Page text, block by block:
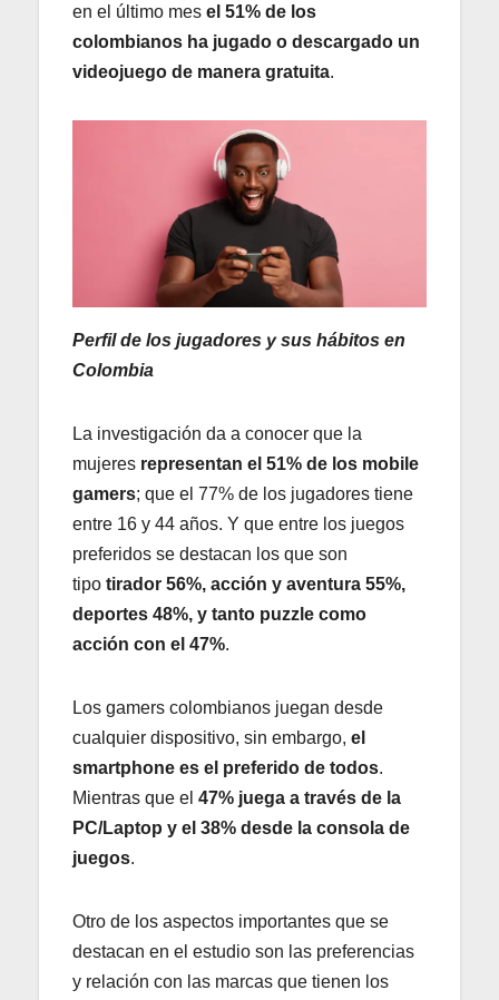
en el último mes el 51% de los
colombianos ha jugado o descargado un
videojuego de manera gratuita.
Perfil de los jugadores y sus hábitos en
Colombia
La investigación da a conocer que la
mujeres representan el 51% de los mobile
gamers; que el 77% de los jugadores tiene
entre 16 y 44 años. Y que entre los juegos
preferidos se destacan los que son
tipo tirador 56%, acción y aventura 55%,
deportes 48%, y tanto puzzle como
acción con el 47%.
Los gamers colombianos juegan desde
cualquier dispositivo, sin embargo, el
smartphone es el preferido de todos.
Mientras que el 47% juega a través de la
PC/Laptop y el 38% desde la consola de
juegos.
Otro de los aspectos importantes que se
destacan en el estudio son las preferencias
y relación con las marcas que tienen los